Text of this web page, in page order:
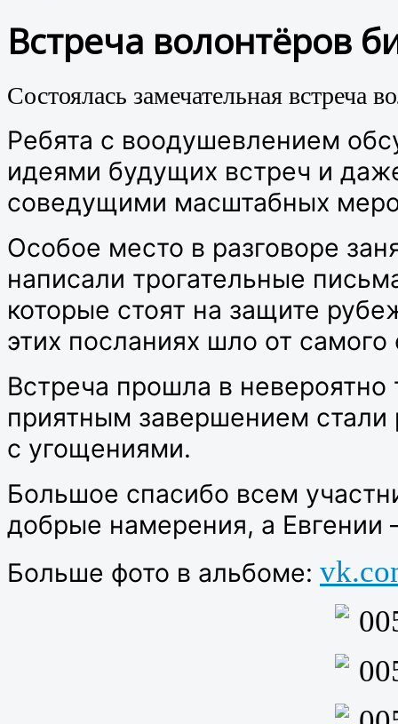
Встреча волонтёров
Состоялась замечательная встреча
Ребята с воодушевлением
идеями будущих встреч и
соведущими масштабных
Особое место в разговоре
написали трогательные
которые стоят на защите
этих посланиях шло от самого
Встреча прошла в
приятным завершением
с угощениями.
Большое спасибо всем
добрые намерения, а
Больше фото в альбоме: